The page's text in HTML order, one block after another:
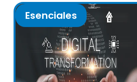
Esenciales